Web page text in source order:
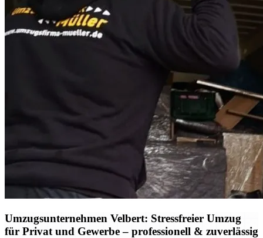
Umzugsunternehmen Velbert: Stressfreier Umzug
für Privat und Gewerbe – professionell & zuverlässig